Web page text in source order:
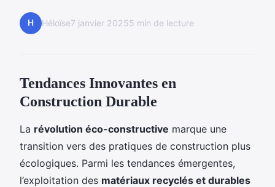
H Héloïse7 janvier 20255 min de lecture
Tendances Innovantes en
Construction Durable
La révolution éco-constructive marque une
transition vers des pratiques de construction plus
écologiques. Parmi les tendances émergentes,
l’exploitation des matériaux recyclés et durables